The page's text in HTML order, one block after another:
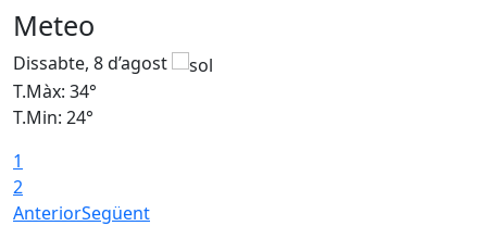
Meteo
Dissabte, 8 d’agost
T.Màx: 34°
T.Min: 24°
1
2
AnteriorSegüent